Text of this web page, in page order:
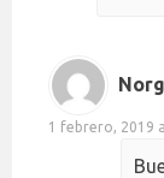
1 febrero, 2019